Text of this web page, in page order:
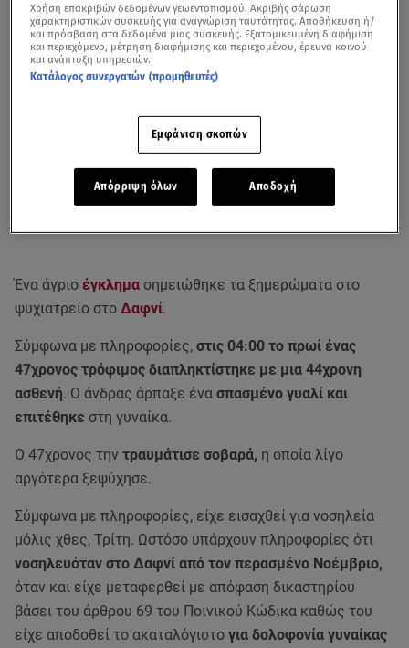
Ένα άγριο έγκλημα σημειώθηκε τα ξημερώματα στο
ψυχιατρείο στο Δαφνί.
Σύμφωνα με πληροφορίες, στις 04:00 το πρωί ένας
47χρονος τρόφιμος διαπληκτίστηκε με μια 44χρονη
ασθενή. Ο άνδρας άρπαξε ένα σπασμένο γυαλί και
επιτέθηκε στη γυναίκα.
Ο 47χρονος την τραυμάτισε σοβαρά, η οποία λίγο
αργότερα ξεψύχησε.
Σύμφωνα με πληροφορίες, είχε εισαχθεί για νοσηλεία
μόλις χθες, Τρίτη. Ωστόσο υπάρχουν πληροφορίες ότι
νοσηλευόταν στο Δαφνί από τον περασμένο Νοέμβριο,
όταν και είχε μεταφερθεί με απόφαση δικαστηρίου
βάσει του άρθρου 69 του Ποινικού Κώδικα καθώς του
είχε αποδοθεί το ακαταλόγιστο για δολοφονία γυναίκας
Χρήση επακριβών δεδομένων γεωεντοπισμού. Ακριβής σάρωση
χαρακτηριστικών συσκευής για αναγνώριση ταυτότητας. Αποθήκευση ή/
και πρόσβαση στα δεδομένα μιας συσκευής. Εξατομικευμένη διαφήμιση
και περιεχόμενο, μέτρηση διαφήμισης και περιεχομένου, έρευνα κοινού
και ανάπτυξη υπηρεσιών.
Κατάλογος συνεργατών (προμηθευτές)
Εμφάνιση σκοπών
Απόρριψη όλων Αποδοχή